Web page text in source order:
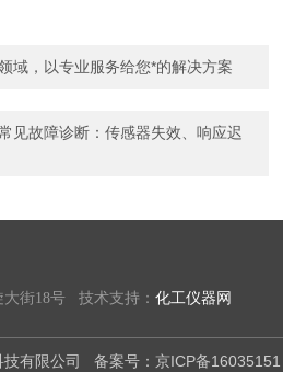
域，以专业服务给您*的解决方案
见故障诊断：传感器失效、响应迟
大街18号 技术支持：化工仪器网
技有限公司 备案号：京ICP备16035151